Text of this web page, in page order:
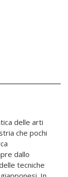
delle arti
che pochi
dallo
tecniche